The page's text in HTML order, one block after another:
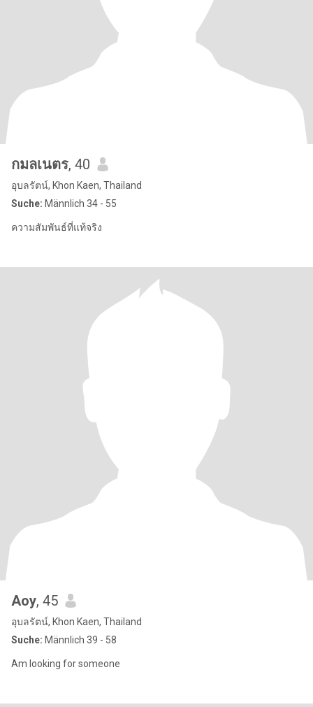
กมลเนตร, 40
อุบลรัตน์, Khon Kaen, Thailand
Suche: Männlich 34 - 55
ความสัมพันธ์ที่แท้จริง
Aoy, 45
อุบลรัตน์, Khon Kaen, Thailand
Suche: Männlich 39 - 58
Am looking for someone